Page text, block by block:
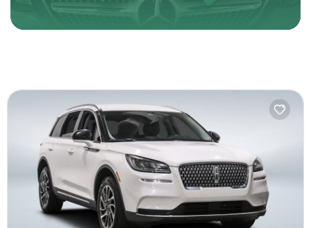
alors vous êtes au bon endroit.
100% SÉCURITAIRE
Soumettre
Décrivez comment reproduire le problème
URL de la page
URL de capture d`écran
Partagez un lien vers une capture d`écran ou une vidéo
illustrant le problème (facultatif). Vous pouvez importer
votre fichier sur des services comme Google Drive,
Dropbox, Imgur ou OneDrive et coller le lien ici.